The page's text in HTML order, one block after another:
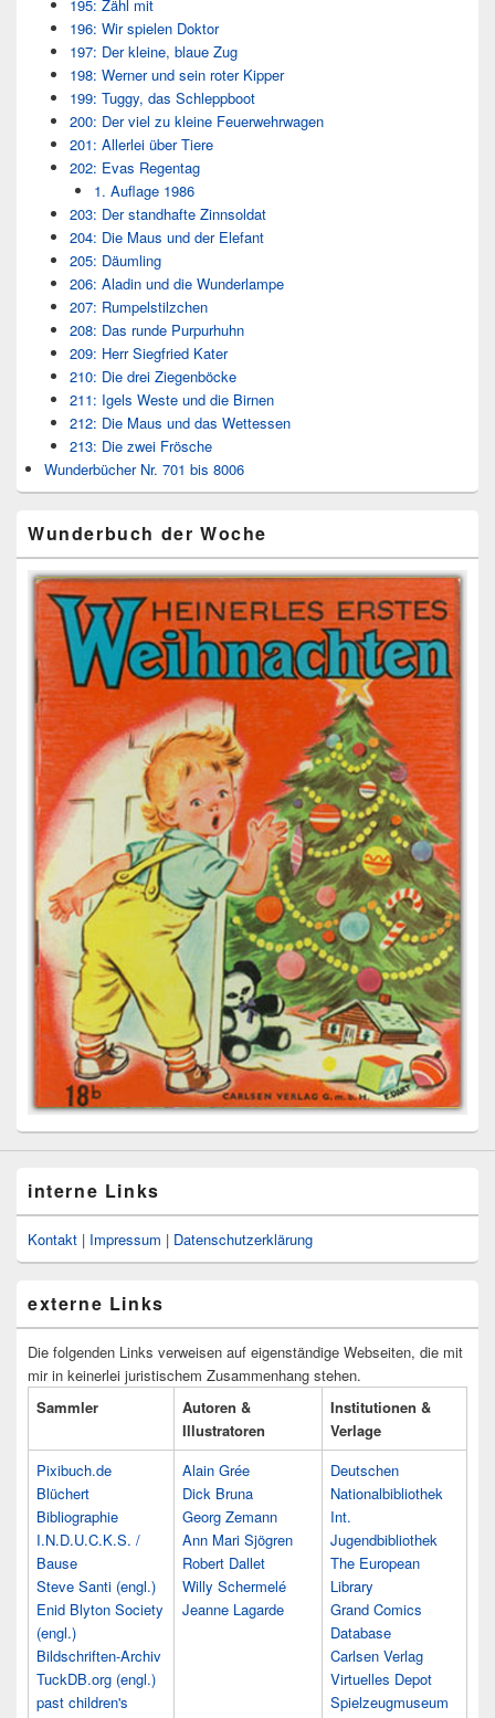
195: Zähl mit
196: Wir spielen Doktor
197: Der kleine, blaue Zug
198: Werner und sein roter Kipper
199: Tuggy, das Schleppboot
200: Der viel zu kleine Feuerwehrwagen
201: Allerlei über Tiere
202: Evas Regentag
1. Auflage 1986
203: Der standhafte Zinnsoldat
204: Die Maus und der Elefant
205: Däumling
206: Aladin und die Wunderlampe
207: Rumpelstilzchen
208: Das runde Purpurhuhn
209: Herr Siegfried Kater
210: Die drei Ziegenböcke
211: Igels Weste und die Birnen
212: Die Maus und das Wettessen
213: Die zwei Frösche
Wunderbücher Nr. 701 bis 8006
Wunderbuch der Woche
interne Links
Kontakt | Impressum | Datenschutzerklärung
externe Links
Die folgenden Links verweisen auf eigenständige Webseiten, die mit
mir in keinerlei juristischem Zusammenhang stehen.
Sammler
Autoren &
Illustratoren
Institutionen &
Verlage
Pixibuch.de
Blüchert
Bibliographie
I.N.D.U.C.K.S. /
Bause
Steve Santi (engl.)
Enid Blyton Society
(engl.)
Bildschriften-Archiv
TuckDB.org (engl.)
past children's
Alain Grée
Dick Bruna
Georg Zemann
Ann Mari Sjögren
Robert Dallet
Willy Schermelé
Jeanne Lagarde
Deutschen
Nationalbibliothek
Int.
Jugendbibliothek
The European
Library
Grand Comics
Database
Carlsen Verlag
Virtuelles Depot
Spielzeugmuseum